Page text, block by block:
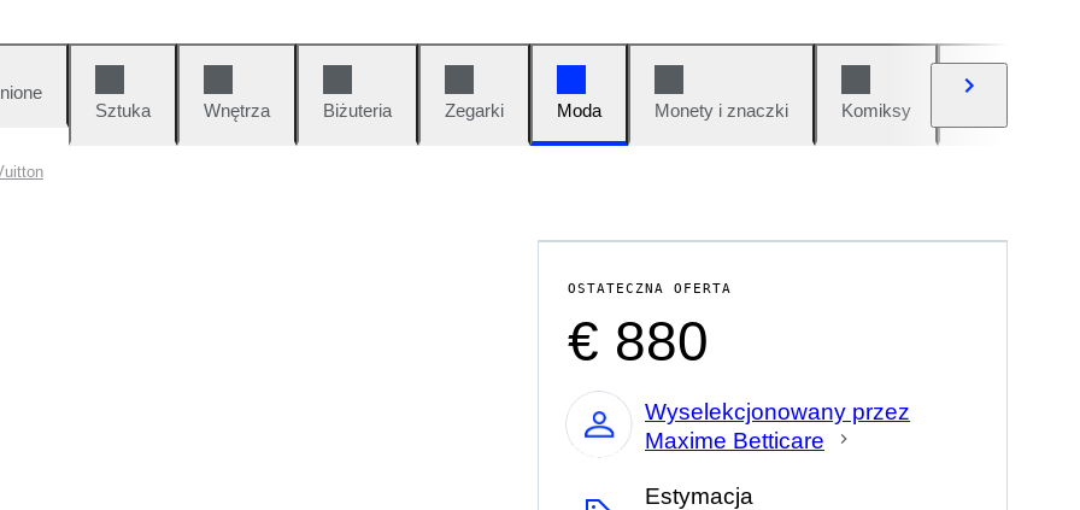
Sztuka
Wnętrza Biżuteria Zegarki Moda Monety i znaczki Komiksy
OSTATECZNA OFERTA
€ 880
Ekspert
Wyselekcjonowany przez
Maxime Betticare
Estymacja